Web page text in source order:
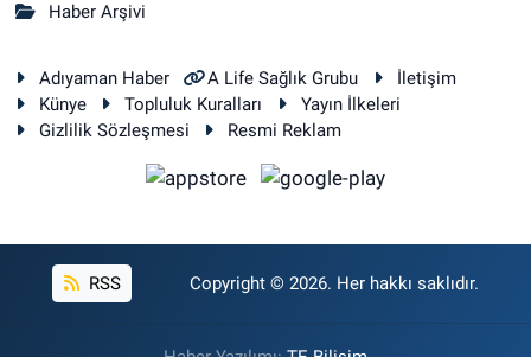
Haber Arşivi
Adıyaman Haber A Life Sağlık Grubu
İletişim
Künye
Topluluk Kuralları
Yayın İlkeleri
Gizlilik Sözleşmesi
Resmi Reklam
RSS Copyright © 2026. Her hakkı saklıdır.